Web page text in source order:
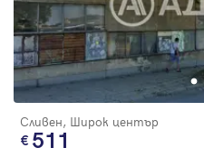
Сливен, Широк център
511